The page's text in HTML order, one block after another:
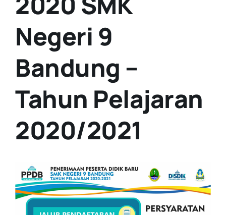
Negeri 9
Bandung –
Tahun Pelajaran
2020/2021